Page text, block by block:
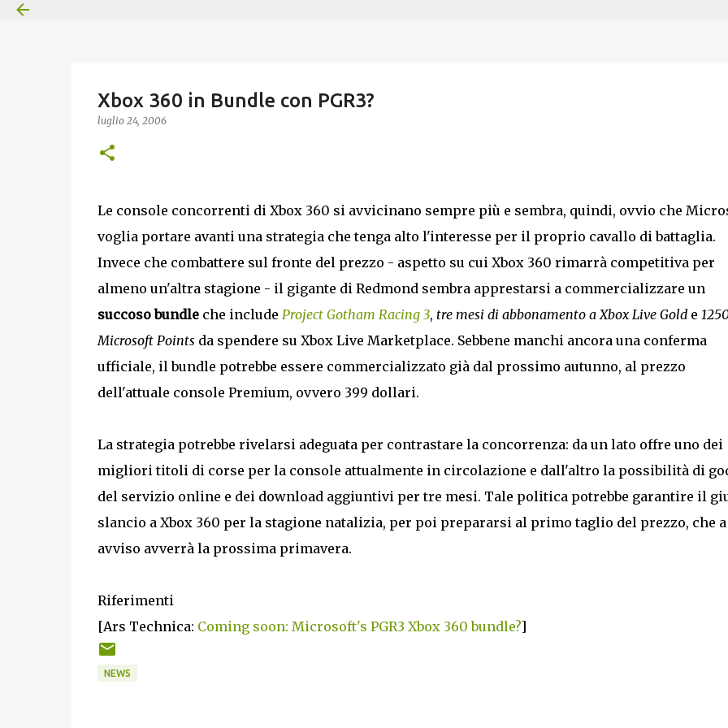
Xbox 360 in Bundle con PGR3?
luglio 24, 2006
Le console concorrenti di Xbox 360 si avvicinano sempre più e sembra, quindi, ovvio che
voglia portare avanti una strategia che tenga alto l'interesse per il proprio cavallo di battaglia.
Invece che combattere sul fronte del prezzo - aspetto su cui Xbox 360 rimarrà competitiva per
almeno un'altra stagione - il gigante di Redmond sembra apprestarsi a commercializzare un
succoso bundleche include Project Gotham Racing 3, tre mesi di abbonamento a Xbox Live Golde
Microsoft Points da spendere su Xbox Live Marketplace. Sebbene manchi ancora una conferma
ufficiale, il bundle potrebbe essere commercializzato già dal prossimo autunno, al prezzo
dell'attuale console Premium, ovvero 399 dollari.
La strategia potrebbe rivelarsi adeguata per contrastare la concorrenza: da un lato offre uno dei
migliori titoli di corse per la console attualmente in circolazione e dall'altro la possibilità di
del servizio online e dei download aggiuntivi per tre mesi. Tale politica potrebbe garantire il
slancio a Xbox 360 per la stagione natalizia, per poi prepararsi al primo taglio del prezzo, che
avviso avverrà la prossima primavera.
Riferimenti
[Ars Technica: Coming soon: Microsoft's PGR3 Xbox 360 bundle?]
NEWS